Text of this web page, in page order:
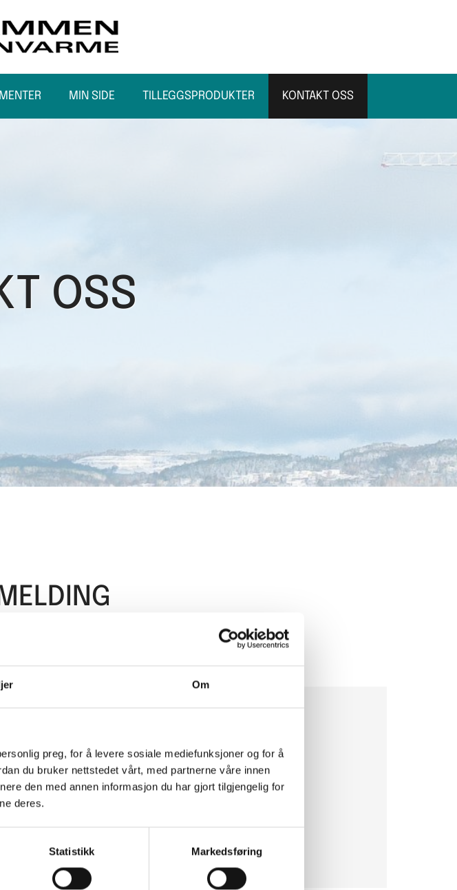
Om
preg, for å levere sosiale mediefunksjoner og for å
du bruker nettstedet vårt, med partnerne våre innen
den med annen informasjon du har gjort tilgjengelig for
deres.
Statistikk Markedsføring
MIN SIDE TILLEGGSPRODUKTER KONTAKT OSS
OSS
(for